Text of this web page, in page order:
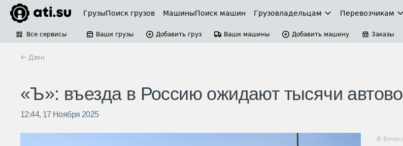
ГрузыПоиск грузов МашиныПоиск машин Грузовладельцам Перевозчикам
Все сервисы Ваши грузы Добавить груз Ваши машины Добавить машину Заказы
← Дзен
«Ъ»: въезда в Россию ожидают тысячи
12:44, 17 Ноября 2025
©